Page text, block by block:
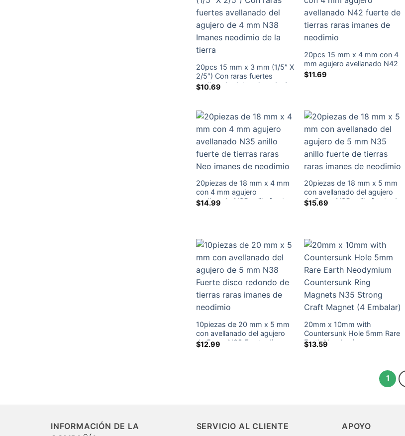
20pcs 15 mm x 3 mm (1/5″ X
2/5″) Con raras fuertes
avellanado del agujero de 4
$10.69
20pcs 15 mm x 4 mm con 4
mm agujero avellanado N42
fuerte de tierras raras imanes
$11.69
20piezas de 18 mm x 4 mm
con 4 mm agujero
avellanado N35 anillo fuerte
$14.99
20piezas de 18 mm x 5 mm
con avellanado del agujero
de 5 mm N35 anillo fuerte de
$15.69
10piezas de 20 mm x 5 mm
con avellanado del agujero
de 5 mm N38 Fuerte disco
$12.99
20mm x 10mm with
Countersunk Hole 5mm Rare
Earth Neodymium
$13.59
1
INFORMACIÓN DE LA
SERVICIO AL CLIENTE APOYO